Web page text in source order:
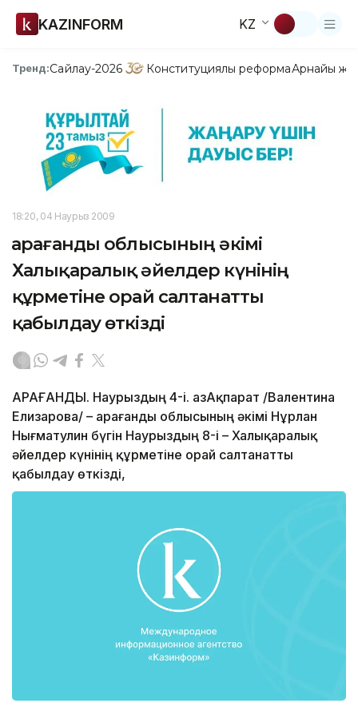
KAZINFORM KZ
Тренд:Сайлау-2026 Конституциялық реформаАрнайы
18:20, 04 Наурыз 2009
Қарағанды облысының әкімі
Халықаралық әйелдер күнінің
құрметіне орай салтанатты
қабылдау өткізді
ҚАРАҒАНДЫ. Наурыздың 4-і. ҚазАқпарат /Валентина
Елизарова/ – Қарағанды облысының әкімі Нұрлан
Нығматулин бүгін Наурыздың 8-і – Халықаралық
әйелдер күнінің құрметіне орай салтанатты
қабылдау өткізді,